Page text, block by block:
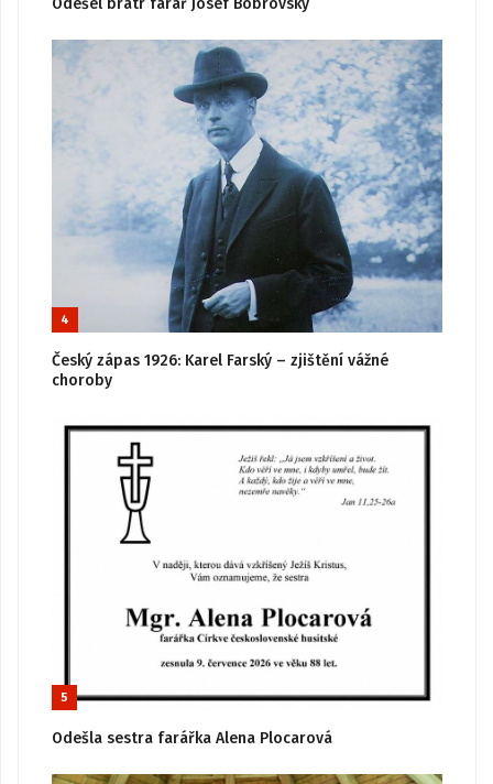
4
Český zápas 1926: Karel Farský – zjištění vážné
choroby
5
Odešla sestra farářka Alena Plocarová